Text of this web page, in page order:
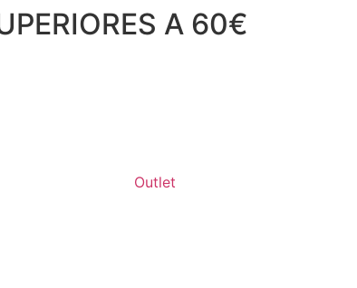
A 60€
Outlet